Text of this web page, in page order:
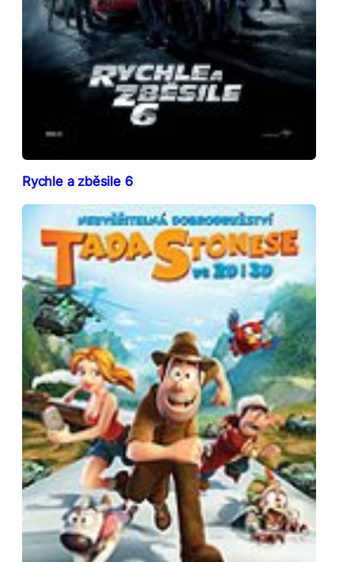
Rychle a zběsile 6